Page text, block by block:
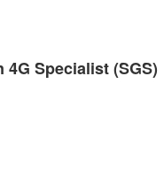
4G Specialist (SGS)